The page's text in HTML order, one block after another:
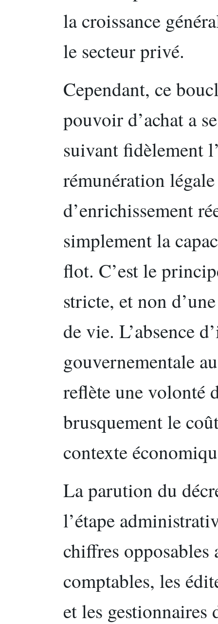
la croissance
le secteur privé.
Cependant, ce
pouvoir d’achat a
suivant fidèlement
rémunération
d’enrichissement
simplement la
flot. C’est le
stricte, et non
de vie. L’absence
gouvernementale
reflète une volonté
brusquement le
contexte
La parution du
l’étape
chiffres
comptables, les
et les gestionnaires